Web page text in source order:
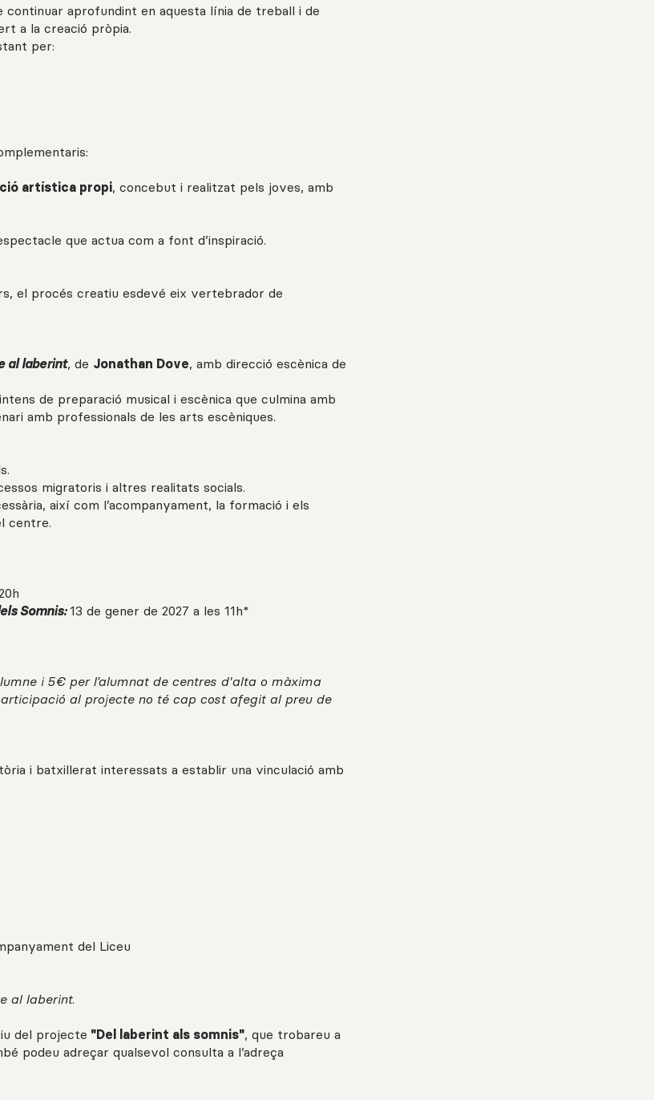
aprofundint en aquesta línia de treball i de
a la creació pròpia.
per:
artística propi, concebut i realitzat pels joves, amb
que actua com a font d’inspiració.
el procés creatiu esdevé eix vertebrador de
al laberint, de Jonathan Dove, amb direcció escènica de
de preparació musical i escènica que culmina amb
amb professionals de les arts escèniques.
migratoris i altres realitats socials.
així com l’acompanyament, la formació i els
centre.
Somnis:13 de gener de 2027 a les 11h*
i 5€ per l’alumnat de centres d'alta o màxima
al projecte no té cap cost afegit al preu de
i batxillerat interessats a establir una vinculació amb
del Liceu
al laberint.
del projecte "Del laberint als somnis", que trobareu a
podeu adreçar qualsevol consulta a l’adreça